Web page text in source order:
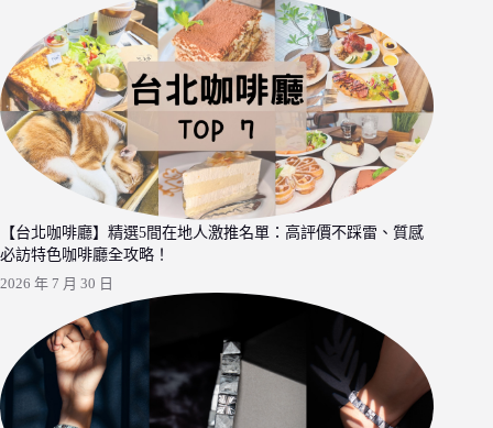
【台北咖啡廳】精選5間在地人激推名單：高評價不踩雷、質感
必訪特色咖啡廳全攻略！
2026 年 7 月 30 日